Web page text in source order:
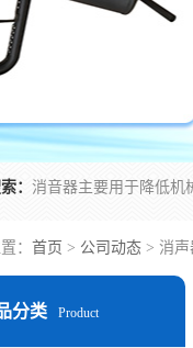
：
： 首页 > 公司动态 > 消声
分类 Product